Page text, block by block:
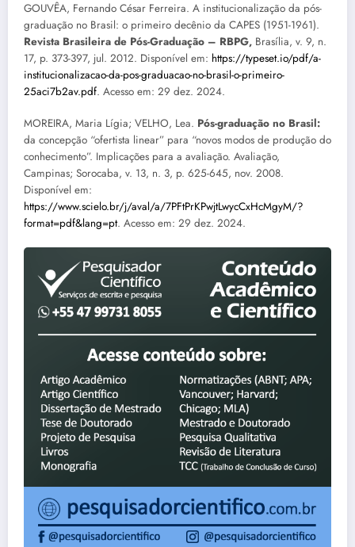
GOUVÊA, Fernando César Ferreira. A institucionalização da pós-
graduação no Brasil: o primeiro decênio da CAPES (1951-1961).
Revista Brasileira de Pós-Graduação – RBPG, Brasília, v. 9, n.
17, p. 373-397, jul. 2012. Disponível em: https://typeset.io/pdf/a-
institucionalizacao-da-pos-graduacao-no-brasil-o-primeiro-
25aci7b2av.pdf. Acesso em: 29 dez. 2024.
MOREIRA, Maria Lígia; VELHO, Lea. Pós-graduação no Brasil:
da concepção “ofertista linear” para “novos modos de produção do
conhecimento”. Implicações para a avaliação. Avaliação,
Campinas; Sorocaba, v. 13, n. 3, p. 625-645, nov. 2008.
Disponível em:
https://www.scielo.br/j/aval/a/7PFtPrKPwjtLwycCxHcMgyM/?
format=pdf&lang=pt. Acesso em: 29 dez. 2024.